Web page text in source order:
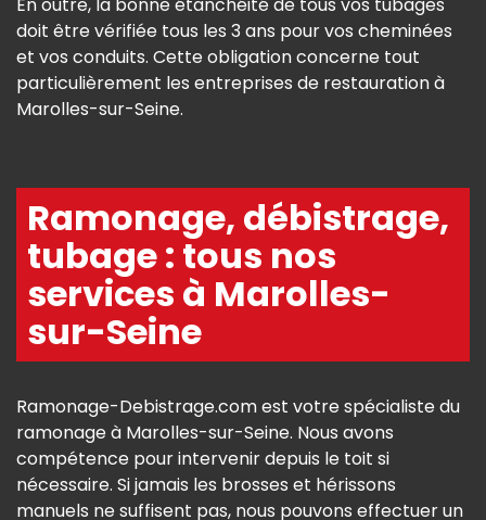
doit être vérifiée tous les 3 ans pour vos cheminées
et vos conduits. Cette obligation concerne tout
particulièrement les entreprises de restauration à
Marolles-sur-Seine.
Ramonage, débistrage,
tubage : tous nos
services à Marolles-
sur-Seine
Ramonage-Debistrage.com est votre spécialiste du
ramonage à Marolles-sur-Seine. Nous avons
compétence pour intervenir depuis le toit si
nécessaire. Si jamais les brosses et hérissons
manuels ne suffisent pas, nous pouvons effectuer un